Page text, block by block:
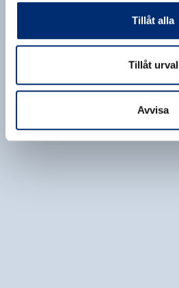
Tillåt alla
Tillåt urval
Avvisa